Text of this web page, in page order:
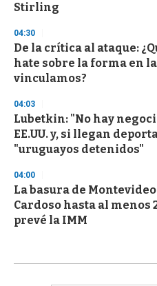
Stirling
04:30
De la crítica al ataque:
hate sobre la forma en
vinculamos?
04:03
Lubetkin: "No hay
EE.UU. y, si llegan
"uruguayos detenidos"
04:00
La basura de
Cardoso hasta al menos
prevé la IMM